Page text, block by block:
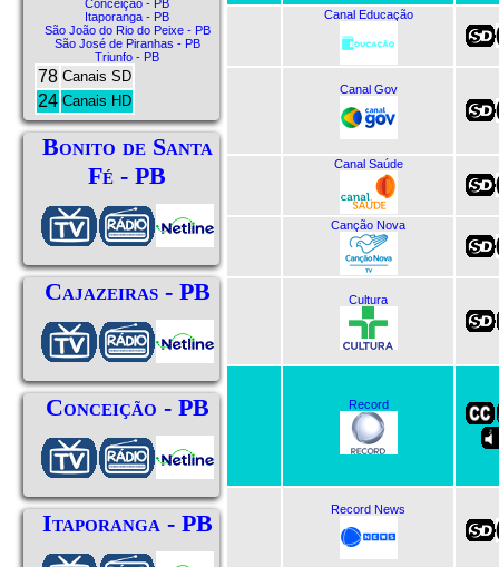
Conceição - PB
Itaporanga - PB
São João do Rio do Peixe - PB
São José de Piranhas - PB
Triunfo - PB
78 Canais SD
24 Canais HD
Bonito de Santa
Fé - PB
Cajazeiras - PB
Conceição - PB
Itaporanga - PB
Canal Educação
Canal Gov
Canal Saúde
Canção Nova
Cultura
Record
Record News